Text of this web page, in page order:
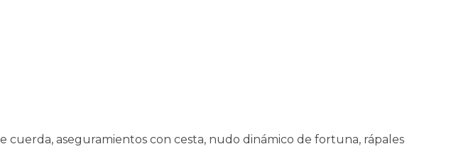
cuerda, aseguramientos con cesta, nudo dinámico de fortuna, rápales